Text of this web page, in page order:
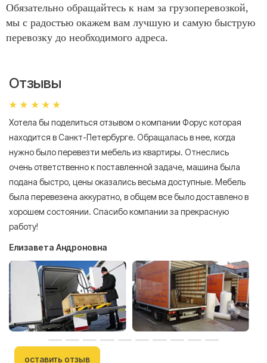
Обязательно обращайтесь к нам за грузоперевозкой,
мы с радостью окажем вам лучшую и самую быструю
перевозку до необходимого адреса.
Отзывы
Хотела бы поделиться отзывом о компании Форус которая
находится в Санкт-Петербурге. Обращалась в нее, когда
нужно было перевезти мебель из квартиры. Отнеслись
очень ответственно к поставленной задаче, машина была
подана быстро, цены оказались весьма доступные. Мебель
была перевезена аккуратно, в общем все было доставлено в
хорошем состоянии. Спасибо компании за прекрасную
работу!
Елизавета Андроновна
оставить отзыв